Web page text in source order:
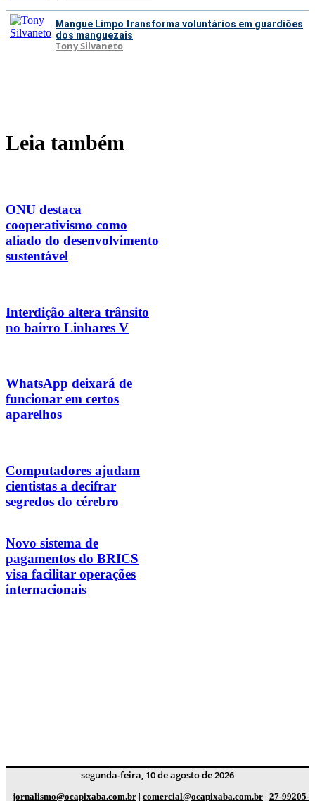
Mangue Limpo transforma voluntários em guardiões
dos manguezais
Tony Silvaneto
Leia também
ONU destaca
cooperativismo como
aliado do desenvolvimento
sustentável
Interdição altera trânsito
no bairro Linhares V
WhatsApp deixará de
funcionar em certos
aparelhos
Computadores ajudam
cientistas a decifrar
segredos do cérebro
Novo sistema de
pagamentos do BRICS
visa facilitar operações
internacionais
segunda-feira, 10 de agosto de 2026
jornalismo@ocapixaba.com.br | comercial@ocapixaba.com.br | 27-99205-